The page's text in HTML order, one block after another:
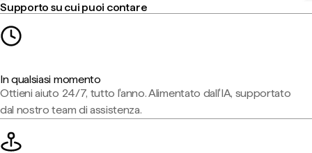
Supporto su cui puoi contare
In qualsiasi momento
Ottieni aiuto 24/7, tutto l'anno. Alimentato dall'IA, supportato
dal nostro team di assistenza.